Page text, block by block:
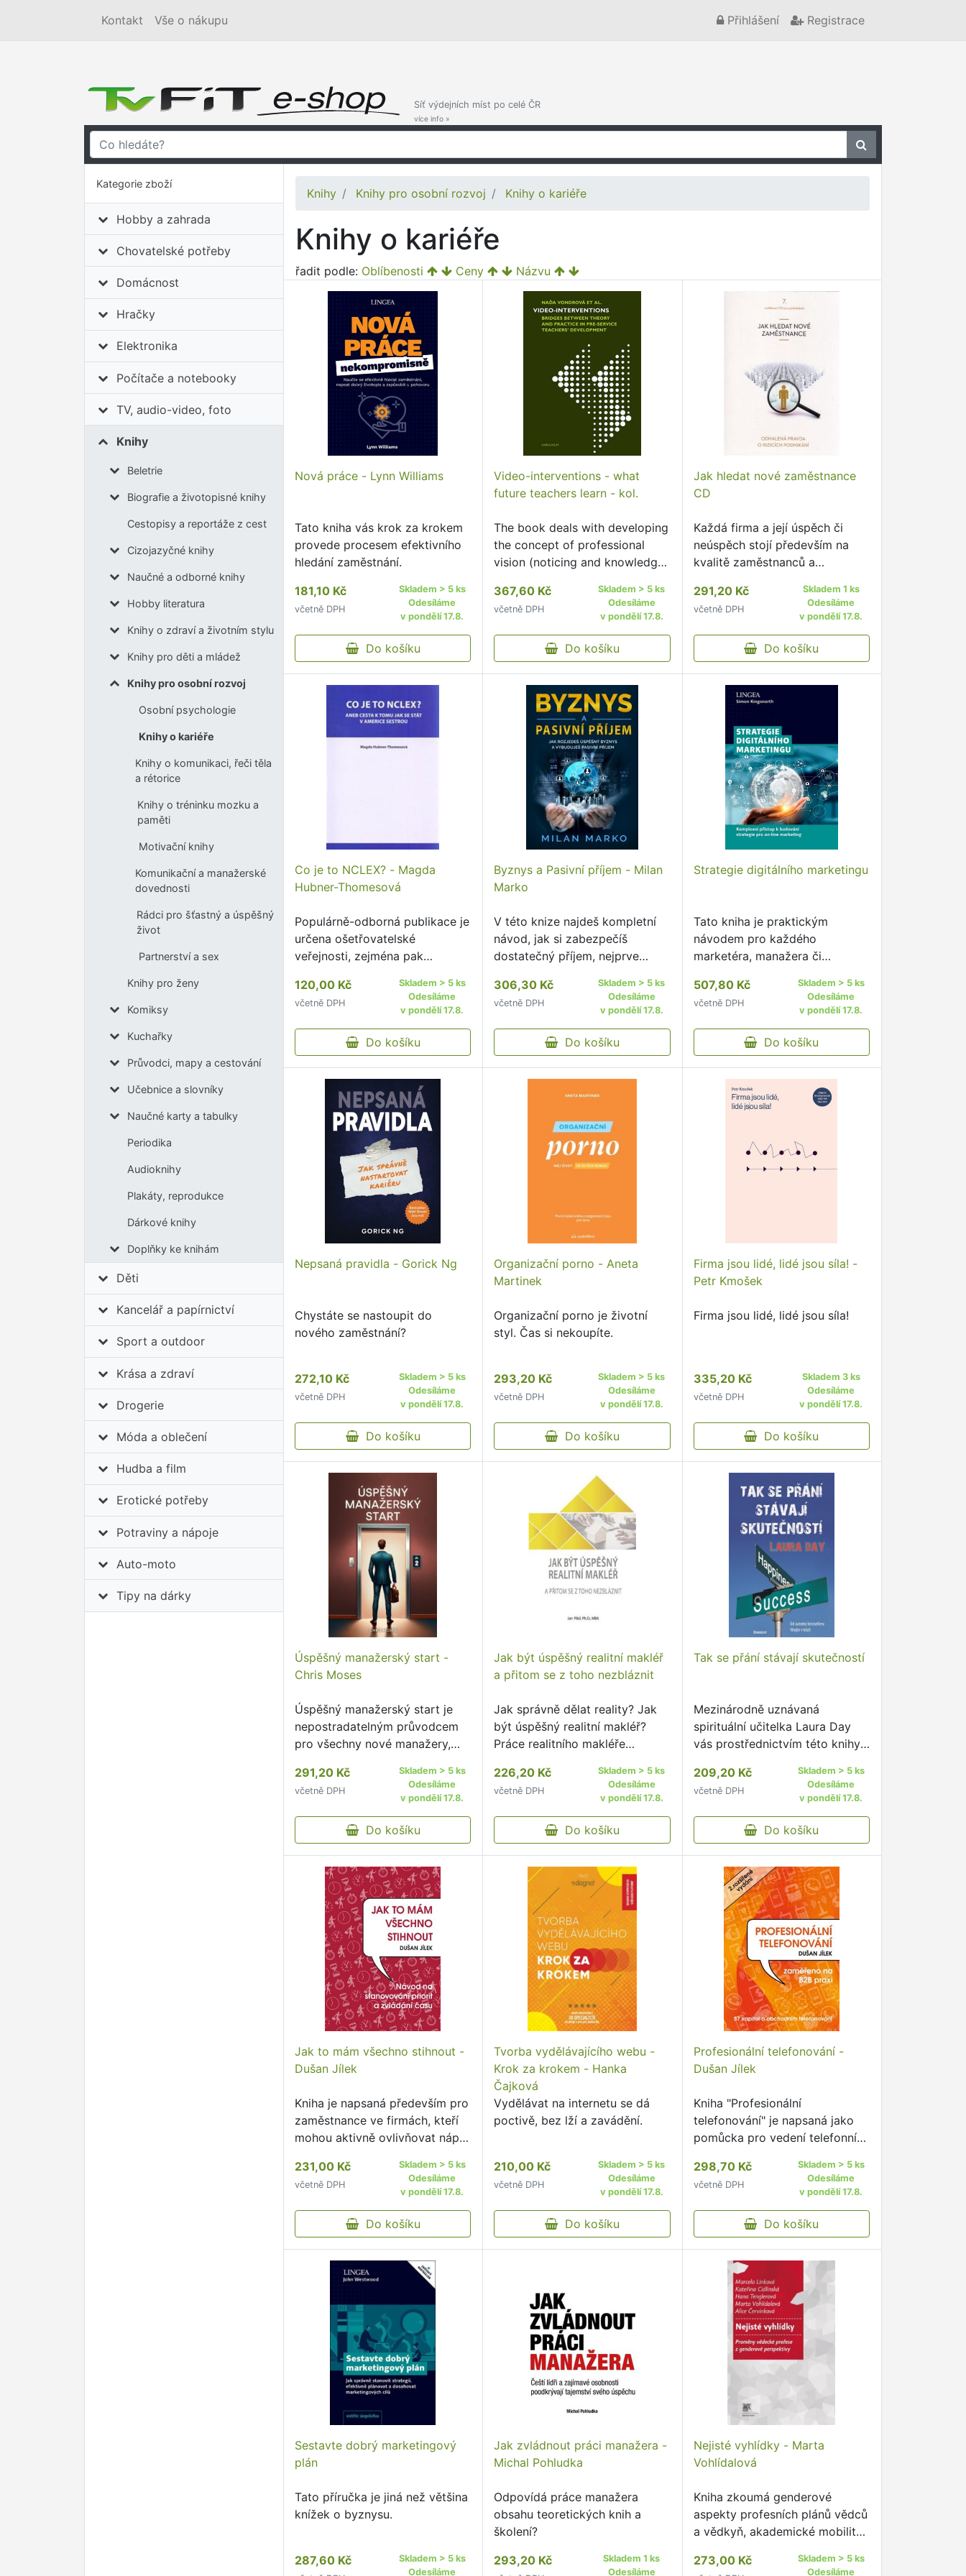
Kontakt Vše o nákupu Přihlášení Registrace
Síť výdejních míst po celé ČR
více info »
Kategorie zboží
Hobby a zahrada
Chovatelské potřeby
Domácnost
Hračky
Elektronika
Počítače a notebooky
TV, audio-video, foto
Knihy
Beletrie
Biografie a životopisné knihy
Cestopisy a reportáže z cest
Cizojazyčné knihy
Naučné a odborné knihy
Hobby literatura
Knihy o zdraví a životním stylu
Knihy pro děti a mládež
Knihy pro osobní rozvoj
Osobní psychologie
Knihy o kariéře
Knihy o komunikaci, řeči těla
a rétorice
Knihy o tréninku mozku a
paměti
Motivační knihy
Komunikační a manažerské
dovednosti
Rádci pro šťastný a úspěšný
život
Partnerství a sex
Knihy pro ženy
Komiksy
Kuchařky
Průvodci, mapy a cestování
Učebnice a slovníky
Naučné karty a tabulky
Periodika
Audioknihy
Plakáty, reprodukce
Dárkové knihy
Doplňky ke knihám
Děti
Kancelář a papírnictví
Sport a outdoor
Krása a zdraví
Drogerie
Móda a oblečení
Hudba a film
Erotické potřeby
Potraviny a nápoje
Auto-moto
Tipy na dárky
Knihy Knihy pro osobní rozvoj Knihy o kariéře
Knihy o kariéře
řadit podle: Oblíbenosti Ceny Názvu
Nová práce - Lynn Williams
Tato kniha vás krok za krokem
provede procesem efektivního
hledání zaměstnání.
181,10 Kč
včetně DPH
Skladem > 5 ks
Odesíláme
v pondělí 17.8.
Do košíku
Video-interventions - what
future teachers learn - kol.
The book deals with developing
the concept of professional
vision (noticing and knowledge-
primary and secondary school
teachers of Biology,
Mathematics, English as a
foreign …
367,60 Kč
včetně DPH
Skladem > 5 ks
Odesíláme
v pondělí 17.8.
Do košíku
Jak hledat nové zaměstnance
CD
Každá firma a její úspěch či
neúspěch stojí především na
kvalitě zaměstnanců a
291,20 Kč
včetně DPH
Skladem 1 ks
Odesíláme
v pondělí 17.8.
Do košíku
Co je to NCLEX? - Magda
Hubner-Thomesová
Populárně-odborná publikace je
určena ošetřovatelské
veřejnosti, zejména pak
kariéru v zahraničí.
120,00 Kč
včetně DPH
Skladem > 5 ks
Odesíláme
v pondělí 17.8.
Do košíku
Byznys a Pasivní příjem - Milan
Marko
V této knize najdeš kompletní
návod, jak si zabezpečíš
dostatečný příjem, nejprve
pokryje všechny tvé náklady na
živobytí, zábavu, hobby a
partnerský život.
306,30 Kč
včetně DPH
Skladem > 5 ks
Odesíláme
v pondělí 17.8.
Do košíku
Strategie digitálního marketingu
Tato kniha je praktickým
návodem pro každého
marketéra, manažera či
potřebuje vybudovat racionální
marketingovou strategii pro
dosažení měřitelných a
optimalizovaných …
507,80 Kč
včetně DPH
Skladem > 5 ks
Odesíláme
v pondělí 17.8.
Do košíku
Nepsaná pravidla - Gorick Ng
Chystáte se nastoupit do
nového zaměstnání?
272,10 Kč
včetně DPH
Skladem > 5 ks
Odesíláme
v pondělí 17.8.
Do košíku
Organizační porno - Aneta
Martinek
Organizační porno je životní
styl. Čas si nekoupíte.
293,20 Kč
včetně DPH
Skladem > 5 ks
Odesíláme
v pondělí 17.8.
Do košíku
Firma jsou lidé, lidé jsou síla! -
Petr Kmošek
Firma jsou lidé, lidé jsou síla!
335,20 Kč
včetně DPH
Skladem 3 ks
Odesíláme
v pondělí 17.8.
Do košíku
Úspěšný manažerský start -
Chris Moses
Úspěšný manažerský start je
nepostradatelným průvodcem
pro všechny nové manažery,
se v nové roli a zvládnout
přechod z řadového
zaměstnance na vedoucího
pracovníka.
291,20 Kč
včetně DPH
Skladem > 5 ks
Odesíláme
v pondělí 17.8.
Do košíku
Jak být úspěšný realitní makléř
a přitom se z toho nezbláznit
Jak správně dělat reality? Jak
být úspěšný realitní makléř?
Práce realitního makléře
toho mnoho, co jako realitní
makléř musíte znát a umět.Také
byste se chtěli dozvědět, …
226,20 Kč
včetně DPH
Skladem > 5 ks
Odesíláme
v pondělí 17.8.
Do košíku
Tak se přání stávají skutečností
Mezinárodně uznávaná
spirituální učitelka Laura Day
vás prostřednictvím této knihy
oblasti svého života.
209,20 Kč
včetně DPH
Skladem > 5 ks
Odesíláme
v pondělí 17.8.
Do košíku
Jak to mám všechno stihnout -
Dušan Jílek
Kniha je napsaná především pro
zaměstnance ve firmách, kteří
mohou aktivně ovlivňovat náplň
231,00 Kč
včetně DPH
Skladem > 5 ks
Odesíláme
v pondělí 17.8.
Do košíku
Tvorba vydělávajícího webu -
Krok za krokem - Hanka
Čajková
Vydělávat na internetu se dá
poctivě, bez lží a zavádění.
210,00 Kč
včetně DPH
Skladem > 5 ks
Odesíláme
v pondělí 17.8.
Do košíku
Profesionální telefonování -
Dušan Jílek
Kniha "Profesionální
telefonování" je napsaná jako
pomůcka pro vedení telefonních
speciálně v segmentu B2B
(firmy obchodují s firmami).
298,70 Kč
včetně DPH
Skladem > 5 ks
Odesíláme
v pondělí 17.8.
Do košíku
Sestavte dobrý marketingový
plán
Tato příručka je jiná než většina
knížek o byznysu.
287,60 Kč
Skladem > 5 ks
Odesíláme
Jak zvládnout práci manažera -
Michal Pohludka
Odpovídá práce manažera
obsahu teoretických knih a
školení?
293,20 Kč
Skladem 1 ks
Odesíláme
Nejisté vyhlídky - Marta
Vohlídalová
Kniha zkoumá genderové
aspekty profesních plánů vědců
a vědkyň, akademické mobility,
rodičovství, obrazu vědy v
273,00 Kč
Skladem > 5 ks
Odesíláme